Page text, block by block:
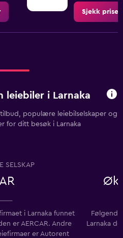
Sjekk priser
leiebiler i Larnaka
populære leiebilselskaper og
for ditt besøk i Larnaka
SELSKAP
i Larnaka funnet
er AERCAR. Andre
er Autorent
Larnaka